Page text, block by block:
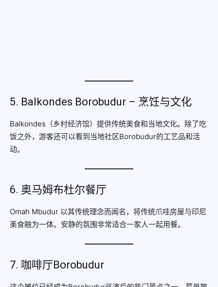
5. Balkondes Borobudur – 烹饪与文化
Balkondes（乡村经济馆）提供传统美食和当地文化。除了吃
饭之外，游客还可以看到当地社区Borobudur的工艺品和活
动。
6. 奥马姆布杜尔餐厅
Omah Mbudur 以其传统理念而闻名，将传统爪哇房屋与印尼
美食融为一体。安静的氛围非常适合一家人一起用餐。
7. 咖啡厅Borobudur